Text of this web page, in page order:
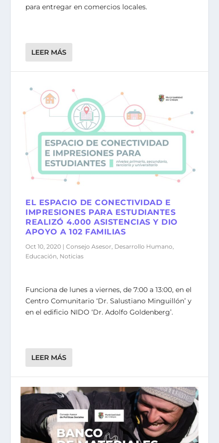
para entregar en comercios locales.
LEER MÁS
EL ESPACIO DE CONECTIVIDAD E
IMPRESIONES PARA ESTUDIANTES
REALIZÓ 4.000 ASISTENCIAS Y DIO
APOYO A 102 FAMILIAS
Oct 10, 2020 |Consejo Asesor Desarrollo Humano
Educación Noticias
Funciona de lunes a viernes, de 7:00 a 13:00, en el
Centro Comunitario ‘Dr. Salustiano Minguillón’ y
en el edificio NIDO ‘Dr. Adolfo Goldenberg’.
LEER MÁS